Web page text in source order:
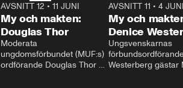
26:27
AVSNITT 12 • 11 JUNI
My och makten:
Douglas Thor
Moderata
ungdomsförbundet (MUF:s)
ordförande Douglas Thor
AVSNITT 11 •4 JUNI
My och
Denice
Ungsvenskarnas
Westerberg gästar